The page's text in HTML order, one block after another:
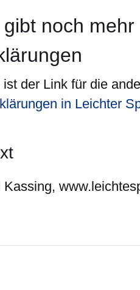
gibt noch mehr
ist der Link für die
in Leichter
Kassing,